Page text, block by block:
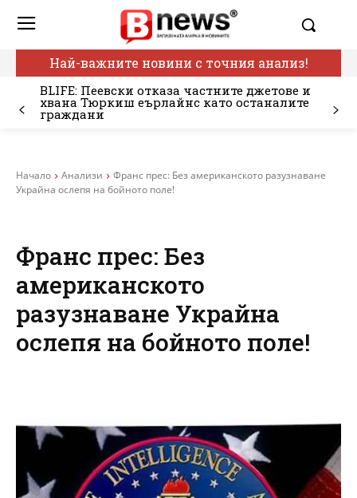
Най-важните новини с точния анализ!
BLIFE: Пеевски отказа частните джетове и
хвана Тюркиш еърлайнс като останалите
граждани
Начало Анализи
Франс прес: Без американското разузнаване
Украйна ослепя на бойното поле!
Франс прес: Без
американското
разузнаване Украйна
ослепя на бойното поле!